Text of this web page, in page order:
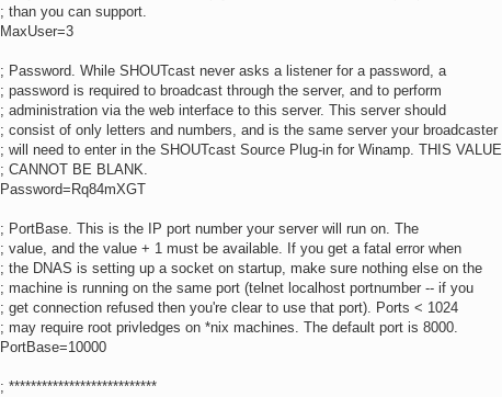
; than you can support.
MaxUser=3
; Password. While SHOUTcast never asks a listener for a password, a
; password is required to broadcast through the server, and to perform
; administration via the web interface to this server. This server should
; consist of only letters and numbers, and is the same server your broadcaster
; will need to enter in the SHOUTcast Source Plug-in for Winamp. THIS VALUE
; CANNOT BE BLANK.
Password=Rq84mXGT
; PortBase. This is the IP port number your server will run on. The
; value, and the value + 1 must be available. If you get a fatal error when
; the DNAS is setting up a socket on startup, make sure nothing else on the
; machine is running on the same port (telnet localhost portnumber -- if you
; get connection refused then you're clear to use that port). Ports < 1024
; may require root privledges on *nix machines. The default port is 8000.
PortBase=10000
; ***************************